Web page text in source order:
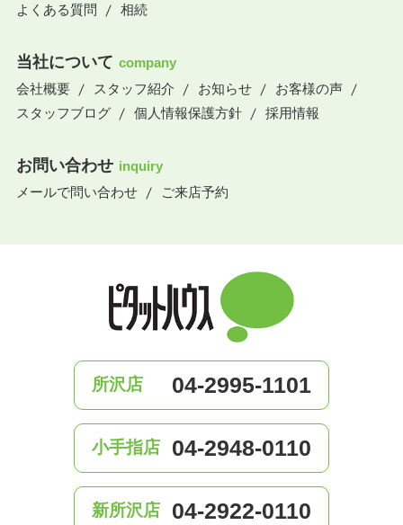
よくある質問
相続
当社について company
会社概要
スタッフ紹介 お知らせ
お客様の声
スタッフブログ
個人情報保護方針 採用情報
お問い合わせ inquiry
メールで問い合わせ
ご来店予約
所沢店 04-2995-1101
小手指店 04-2948-0110
新所沢店 04-2922-0110